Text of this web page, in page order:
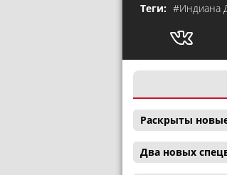
Теги: #Индиана
Раскрыты
Два новых